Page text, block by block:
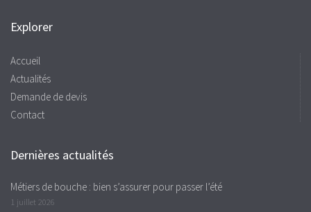
Explorer
Accueil
Actualités
Demande de devis
Contact
Dernières actualités
Métiers de bouche : bien s’assurer pour passer l’été
1 juillet 2026